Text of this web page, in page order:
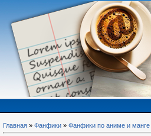
Главная » Фанфики » Фанфики по аниме и манге